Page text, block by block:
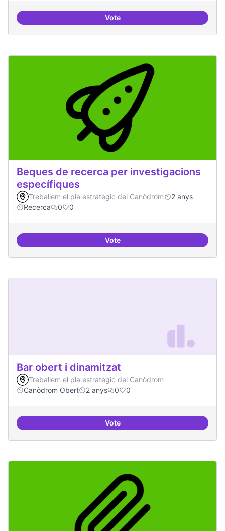
VoteDrets Humans i capa digital
Beques de recerca per investigacions
específiques
Treballem el pla estratègic del Canòdrom
2 anys
Recerca
0 0
VoteBeques de recerca per
Bar obert i dinamitzat
Treballem el pla estratègic del Canòdrom
Canòdrom Obert
2 anys 0 0
VoteBar obert i dinamitzat